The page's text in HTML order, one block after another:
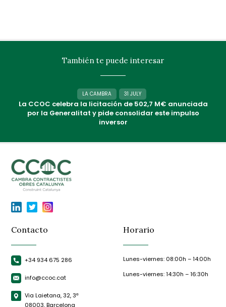
También te puede interesar
LA CAMBRA 31 JULY
La CCOC celebra la licitación de 502,7 M€ anunciada
por la Generalitat y pide consolidar este impulso
inversor
Contacto
+34 934 675 286
info@ccoc.cat
Via Laietana, 32, 3ª
08003, Barcelona
Horario
Lunes-viernes: 08:00h – 14:00h
Lunes-viernes: 14:30h – 16:30h